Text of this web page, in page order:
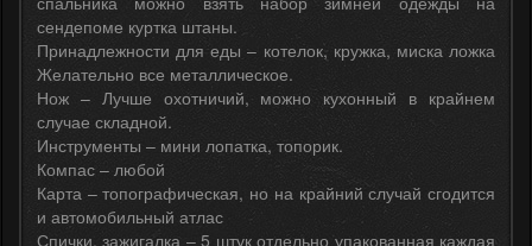
сендепоме куртка штаны.
Принадлежности для еды – котелок, кружка, миска ложка
Желательно все металлическое.
Нож – Лучше охотничий, можно кухонный в крайнем
случае складной.
Инструменты – мини лопатка, топорик.
Компас – любой
Карта – топографическая, но на крайний случай сгодится
и автомобильный атлас
Спички, зажигалка – 5 штук отдельно упакованная каждая